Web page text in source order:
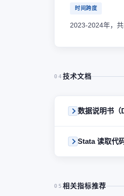
时间跨度
2023-2024年，共
04 技术文档
数据说明书（
Stata 读取代
05 相关指标推荐